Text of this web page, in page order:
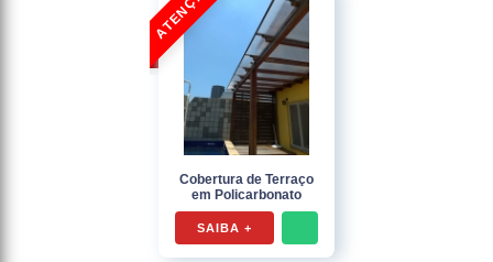
Cobertura de Terraço
em Policarbonato
SAIBA +